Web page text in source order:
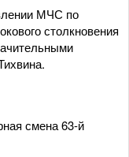
МЧС по
столкновения
смена 63-й